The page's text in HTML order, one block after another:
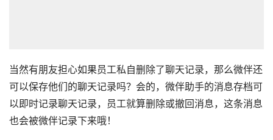
当然有朋友担心如果员工私自删除了聊天记录，那么微伴还
可以保存他们的聊天记录吗？会的，微伴助手的消息存档可
以即时记录聊天记录，员工就算删除或撤回消息，这条消息
也会被微伴记录下来哦！